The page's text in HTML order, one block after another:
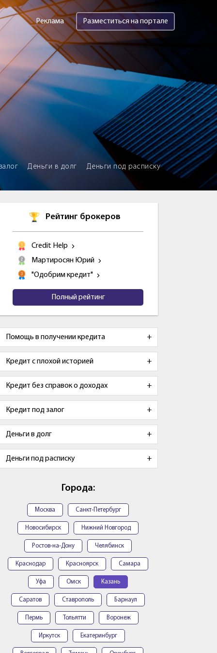
Реклама Разместиться на портале
Деньги в долг Деньги под расписку
Рейтинг брокеров
Credit Help
Мартиросян Юрий
"Одобрим кредит"
Полный рейтинг
Помощь в получении кредита
Кредит с плохой историей
Кредит без справок о доходах
Кредит под залог
Деньги в долг
Деньги под расписку
Города:
Москва Санкт-Петербург
Новосибирск Нижний Новгород
Ростов-на-Дону Челябинск
Краснодар Красноярск Самара
Уфа Омск Казань
Саратов Ставрополь Барнаул
Пермь Тольятти Воронеж
Иркутск Екатеринбург